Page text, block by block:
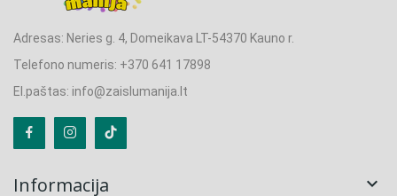
Adresas: Neries g. 4, Domeikava LT-54370 Kauno r.
Telefono numeris: +370 641 17898
El.paštas: info@zaislumanija.lt
Informacija 